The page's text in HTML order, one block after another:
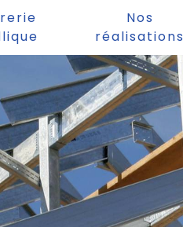
Nos
réalisations